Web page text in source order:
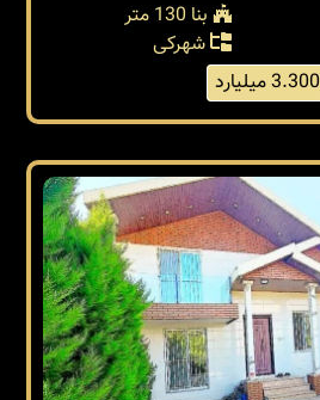
بنا 130 متر
شهرکی
3.300 میلیارد